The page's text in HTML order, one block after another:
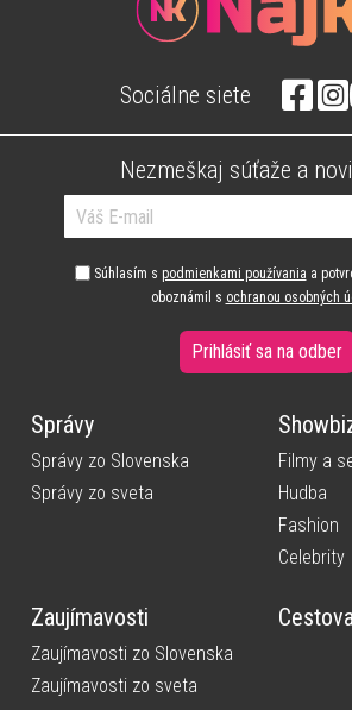
Sociálne siete
Nezmeškaj súťaže a
Súhlasím s podmienkami používania a
oboznámil s ochranou osobných
Prihlásiť sa na odber
Správy
Správy zo Slovenska
Správy zo sveta
Filmy a
Hudba
Fashion
Celebrity
Zaujímavosti
Zaujímavosti zo Slovenska
Zaujímavosti zo sveta